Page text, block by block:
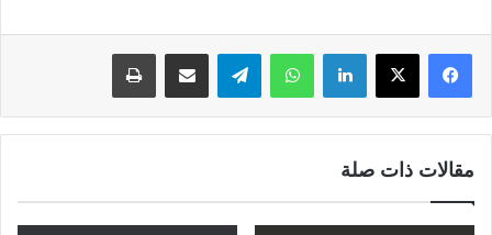
لينكدإن واتساب
مقالات ذات صلة